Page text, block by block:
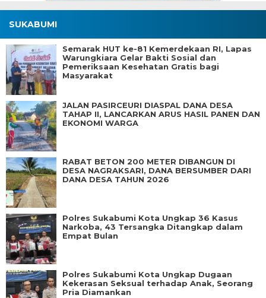
SUKABUMI
Semarak HUT ke-81 Kemerdekaan RI, Lapas
Warungkiara Gelar Bakti Sosial dan
Pemeriksaan Kesehatan Gratis bagi
Masyarakat
JALAN PASIRCEURI DIASPAL DANA DESA
TAHAP II, LANCARKAN ARUS HASIL PANEN DAN
EKONOMI WARGA
RABAT BETON 200 METER DIBANGUN DI
DESA NAGRAKSARI, DANA BERSUMBER DARI
DANA DESA TAHUN 2026
Polres Sukabumi Kota Ungkap 36 Kasus
Narkoba, 43 Tersangka Ditangkap dalam
Empat Bulan
Polres Sukabumi Kota Ungkap Dugaan
Kekerasan Seksual terhadap Anak, Seorang
Pria Diamankan